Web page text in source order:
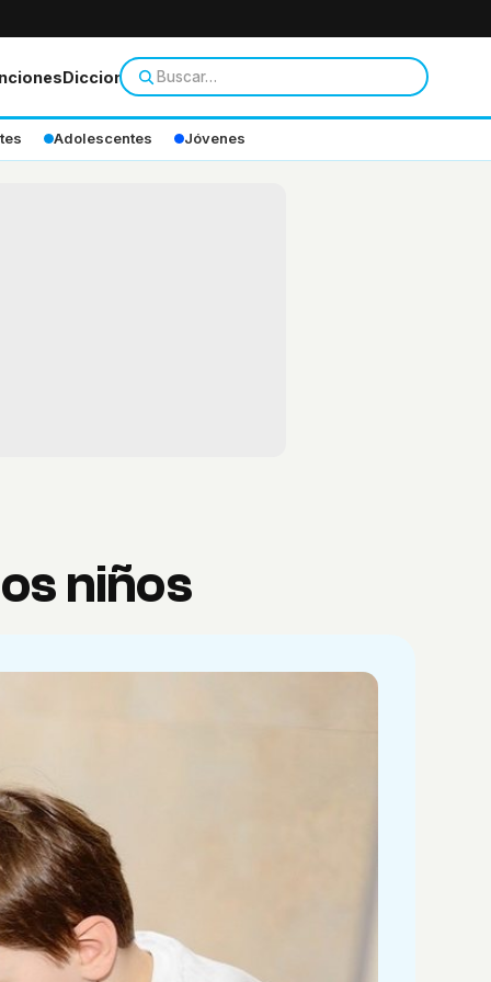
Diccionario
Adolescentes Jóvenes
niños